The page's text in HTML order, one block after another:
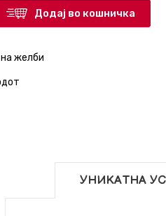
Додај во кошничка
желби
УНИКАТНА